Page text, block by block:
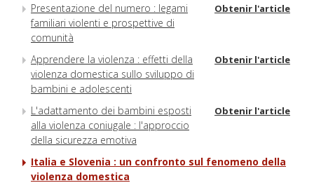
Presentazione del numero : legami
familiari violenti e prospettive di
comunità
Obtenir l'article
Apprendere la violenza : effetti della
violenza domestica sullo sviluppo di
bambini e adolescenti
Obtenir l'article
L'adattamento dei bambini esposti
alla violenza coniugale : l'approccio
della sicurezza emotiva
Obtenir l'article
Italia e Slovenia : un confronto sul fenomeno della
violenza domestica